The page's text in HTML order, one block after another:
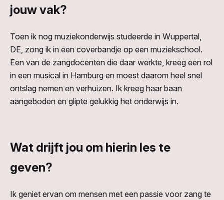
jouw vak?
Toen ik nog muziekonderwijs studeerde in Wuppertal,
DE, zong ik in een coverbandje op een muziekschool.
Een van de zangdocenten die daar werkte, kreeg een rol
in een musical in Hamburg en moest daarom heel snel
ontslag nemen en verhuizen. Ik kreeg haar baan
aangeboden en glipte gelukkig het onderwijs in.
Wat drijft jou om hierin les te
geven?
Ik geniet ervan om mensen met een passie voor zang te